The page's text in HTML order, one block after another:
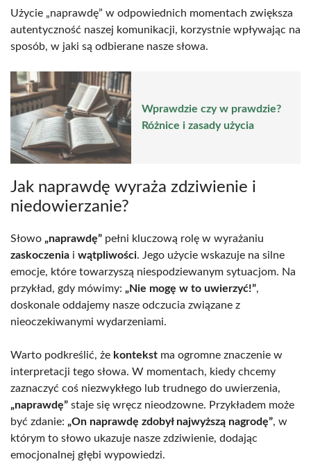
Użycie „naprawdę” w odpowiednich momentach zwiększa
autentyczność naszej komunikacji, korzystnie wpływając na
sposób, w jaki są odbierane nasze słowa.
Wprawdzie czy w prawdzie?
Różnice i zasady użycia
Jak naprawdę wyraża zdziwienie i
niedowierzanie?
Słowo „naprawdę” pełni kluczową rolę w wyrażaniu
zaskoczenia i wątpliwości. Jego użycie wskazuje na silne
emocje, które towarzyszą niespodziewanym sytuacjom. Na
przykład, gdy mówimy: „Nie mogę w to uwierzyć!”,
doskonale oddajemy nasze odczucia związane z
nieoczekiwanymi wydarzeniami.
Warto podkreślić, że kontekst ma ogromne znaczenie w
interpretacji tego słowa. W momentach, kiedy chcemy
zaznaczyć coś niezwykłego lub trudnego do uwierzenia,
„naprawdę” staje się wręcz nieodzowne. Przykładem może
być zdanie: „On naprawdę zdobył najwyższą nagrodę”, w
którym to słowo ukazuje nasze zdziwienie, dodając
emocjonalnej głębi wypowiedzi.